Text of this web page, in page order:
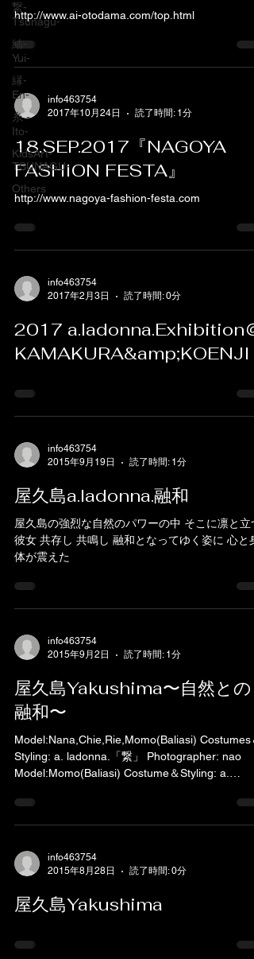
繋-
Tsunagu-
結-
Yui-
縁-
En-
糸 -
Ito-
KidsArt-
TSUNAGU-
Others
http://www.ai-otodama.com/top.html
info463754
2017年10月24日
読了時間: 1分
18.SEP.2017『NAGOYA
FASHION FESTA』
http://www.nagoya-fashion-festa.com
info463754
2017年2月3日
読了時間: 0分
2017 a.ladonna.Exhibition＠
KAMAKURA&amp;KOENJI
info463754
2015年9月19日
読了時間: 1分
屋久島a.ladonna.融和
屋久島の強烈な自然のパワーの中 そこに凛と立つ
彼女 共存し 共鳴し 融和となってゆく姿に 心と身
体が震えた
info463754
2015年9月2日
読了時間: 1分
屋久島Yakushima〜自然との
融和〜
Model:Nana,Chie,Rie,Momo(Baliasi) Costumes
Styling: a. ladonna.「繋」 Photographer: nao
Model:Momo(Baliasi) Costume＆Styling: a.
info463754
2015年8月28日
読了時間: 0分
屋久島Yakushima